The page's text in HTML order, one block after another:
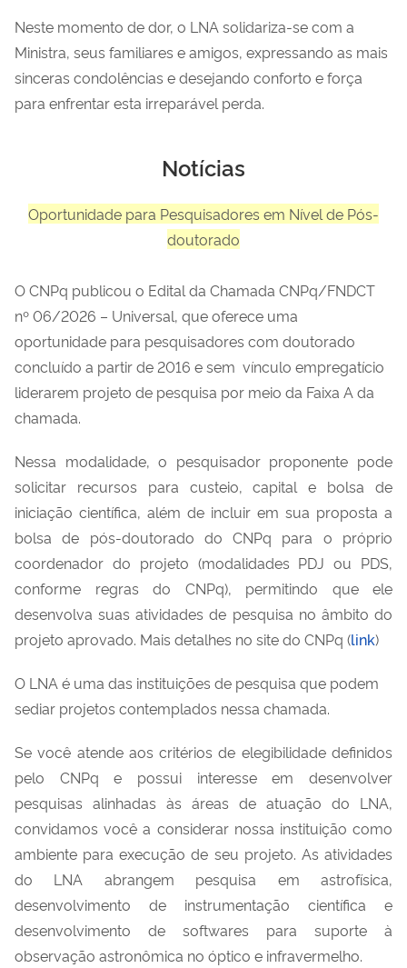
Neste momento de dor, o LNA solidariza-se com a
Ministra, seus familiares e amigos, expressando as mais
sinceras condolências e desejando conforto e força
para enfrentar esta irreparável perda.
Notícias
Oportunidade para Pesquisadores em Nível de Pós-
doutorado
O CNPq publicou o Edital da Chamada CNPq/FNDCT
nº 06/2026 – Universal, que oferece uma
oportunidade para pesquisadores com doutorado
concluído a partir de 2016 e sem vínculo empregatício
liderarem projeto de pesquisa por meio da Faixa A da
chamada.
Nessa modalidade, o pesquisador proponente pode
solicitar recursos para custeio, capital e bolsa de
iniciação científica, além de incluir em sua proposta a
bolsa de pós-doutorado do CNPq para o próprio
coordenador do projeto (modalidades PDJ ou PDS,
conforme regras do CNPq), permitindo que ele
desenvolva suas atividades de pesquisa no âmbito do
projeto aprovado. Mais detalhes no site do CNPq (link)
O LNA é uma das instituições de pesquisa que podem
sediar projetos contemplados nessa chamada.
Se você atende aos critérios de elegibilidade definidos
pelo CNPq e possui interesse em desenvolver
pesquisas alinhadas às áreas de atuação do LNA,
convidamos você a considerar nossa instituição como
ambiente para execução de seu projeto. As atividades
do LNA abrangem pesquisa em astrofísica,
desenvolvimento de instrumentação científica e
desenvolvimento de softwares para suporte à
observação astronômica no óptico e infravermelho.